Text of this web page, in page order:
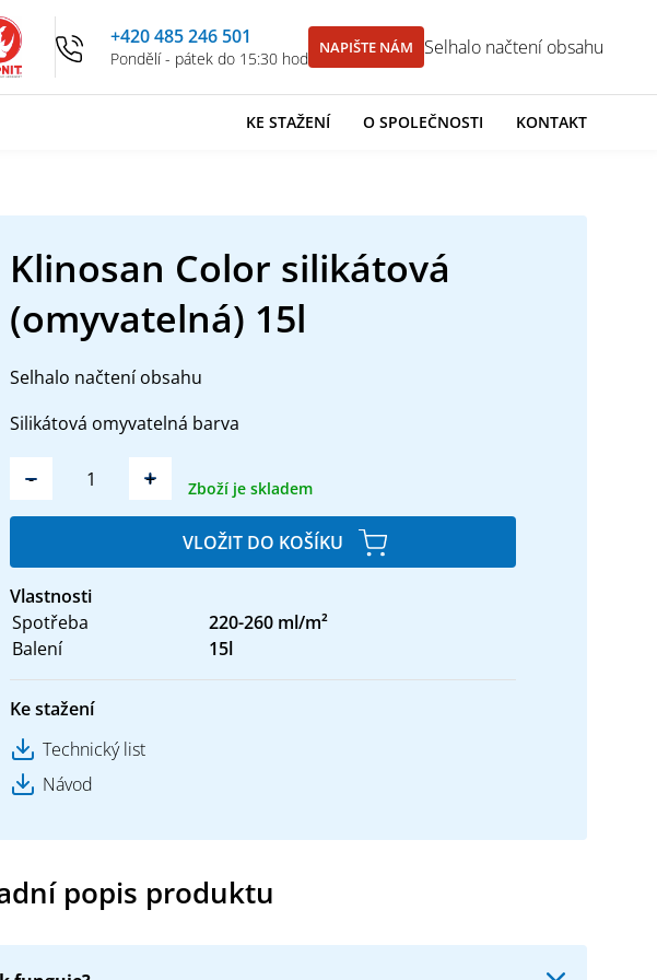
+420 485 246 501
Pondělí - pátek do 15:30 hod
NAPIŠTE NÁM Selhalo načtení obsahu
KE STAŽENÍ O SPOLEČNOSTI KONTAKT
Klinosan Color silikátová
(omyvatelná) 15l
Selhalo načtení obsahu
Silikátová omyvatelná barva
- + Zboží je skladem
VLOŽIT DO KOŠÍKU
Vlastnosti
Spotřeba
220-260 ml/m²
Balení
15l
Ke stažení
Technický list
Návod
popis produktu